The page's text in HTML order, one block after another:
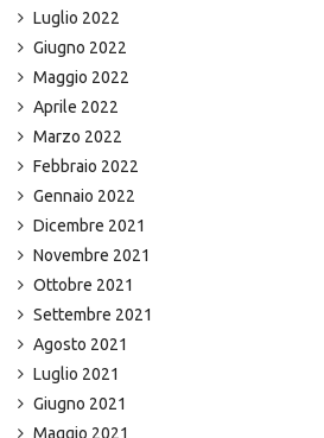
Luglio 2022
Giugno 2022
Maggio 2022
Aprile 2022
Marzo 2022
Febbraio 2022
Gennaio 2022
Dicembre 2021
Novembre 2021
Ottobre 2021
Settembre 2021
Agosto 2021
Luglio 2021
Giugno 2021
Maggio 2021